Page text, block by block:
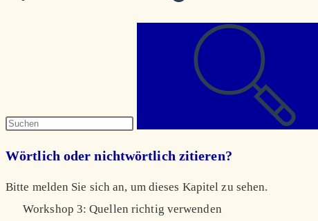
Wörtlich oder nichtwörtlich zitieren?
Bitte melden Sie sich an, um dieses Kapitel zu sehen.
Workshop 3: Quellen richtig verwenden